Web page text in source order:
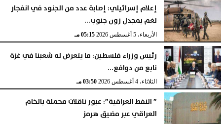
إعلام إسرائيلي: إصابة عدد من الجنود في انفجار
لغم بمجدل زون جنوب...
الأربعاء، 5 أغسطس 2026 05:15 مـ
رئيس وزراء فلسطين: ما يتعرض له شعبنا في غزة
نابع من دوافع...
الثلاثاء، 4 أغسطس 2026 03:50 مـ
” النفط العراقية”: عبور ناقلات محملة بالخام
العراقي عبر مضيق هرمز